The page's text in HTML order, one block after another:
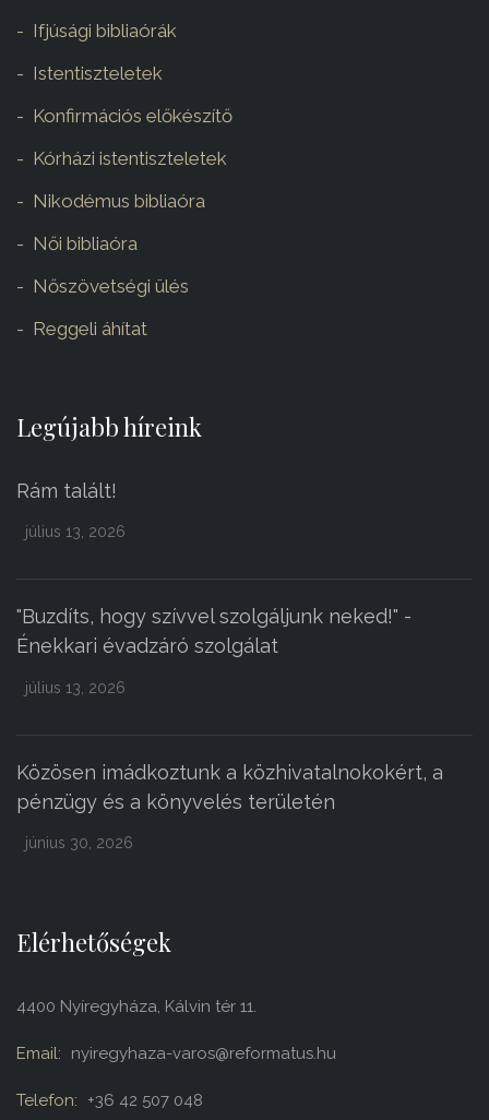
Ifjúsági bibliaórák
Istentiszteletek
Konfirmációs előkészítő
Kórházi istentiszteletek
Nikodémus bibliaóra
Női bibliaóra
Nőszövetségi ülés
Reggeli áhítat
Legújabb híreink
Rám talált!
július 13, 2026
"Buzdíts, hogy szívvel szolgáljunk neked!" -
Énekkari évadzáró szolgálat
július 13, 2026
Közösen imádkoztunk a közhivatalnokokért, a
pénzügy és a könyvelés területén
június 30, 2026
Elérhetőségek
4400 Nyíregyháza, Kálvin tér 11.
Email: nyiregyhaza-varos@reformatus.hu
Telefon: +36 42 507 048